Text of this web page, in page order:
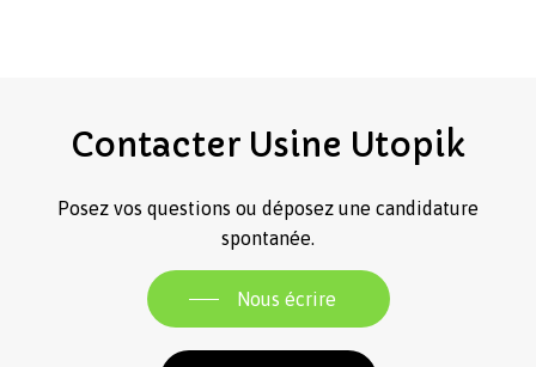
Contacter Usine Utopik
Posez vos questions ou déposez une candidature
spontanée.
Nous écrire